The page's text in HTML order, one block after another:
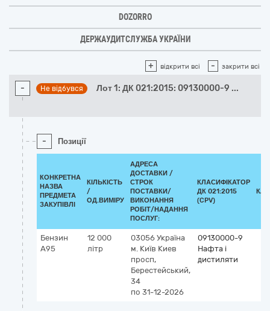
DOZORRO
ДЕРЖАУДИТСЛУЖБА УКРАЇНИ
+ відкрити всі - закрити всі
- Не відбувся Лот 1: ДК 021:2015: 09130000-9 ...
- Позиції
КОНКРЕТНА
НАЗВА
ПРЕДМЕТА
ЗАКУПІВЛІ
КІЛЬКІСТЬ
/
ОД.ВИМІРУ
АДРЕСА
ДОСТАВКИ /
СТРОК
ПОСТАВКИ/
ВИКОНАННЯ
РОБІТ/НАДАННЯ
ПОСЛУГ:
КЛАСИФІКАТОР
ДК 021:2015
(CPV)
Бензин
А95
12 000
літр
03056 Україна
м. Київ Киев
просп,
Берестейський,
34
по 31-12-2026
09130000-9
Нафта і
дистиляти